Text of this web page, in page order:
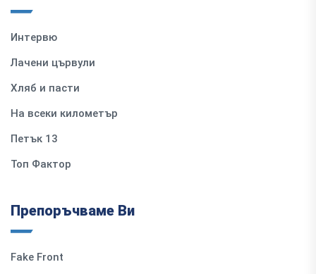
Интервю
Лачени цървули
Хляб и пасти
На всеки километър
Петък 13
Топ Фактор
Препоръчваме Ви
Fake Front